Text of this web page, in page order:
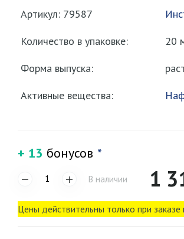
Артикул: 79587
Количество в упаковке:
20
Форма выпуска:
Активные вещества:
+ 13 бонусов *
В наличии 1
Цены действительны только при заказе